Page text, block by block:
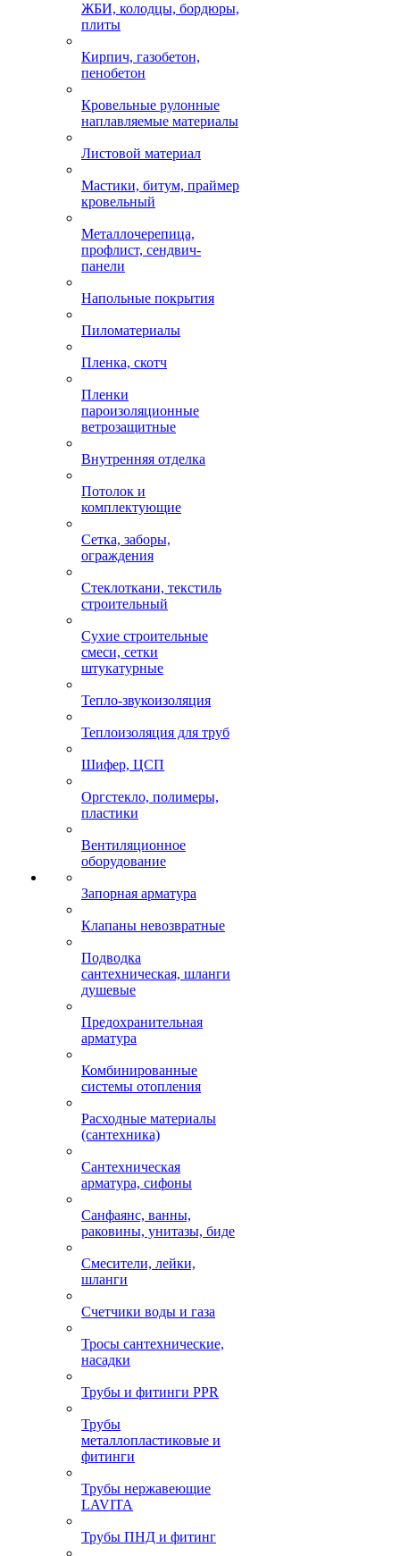
ЖБИ, колодцы, бордюры,
плиты
Кирпич, газобетон,
пенобетон
Кровельные рулонные
наплавляемые материалы
Листовой материал
Мастики, битум, праймер
кровельный
Металлочерепица,
профлист, сендвич-
панели
Напольные покрытия
Пиломатериалы
Пленка, скотч
Пленки
пароизоляционные
ветрозащитные
Внутренняя отделка
Потолок и
комплектующие
Сетка, заборы,
ограждения
Стеклоткани, текстиль
строительный
Сухие строительные
смеси, сетки
штукатурные
Тепло-звукоизоляция
Теплоизоляция для труб
Шифер, ЦСП
Оргстекло, полимеры,
пластики
Вентиляционное
оборудование
Запорная арматура
Клапаны невозвратные
Подводка
сантехническая, шланги
душевые
Предохранительная
арматура
Комбинированные
системы отопления
Расходные материалы
(сантехника)
Сантехническая
арматура, сифоны
Санфаянс, ванны,
раковины, унитазы, биде
Смесители, лейки,
шланги
Счетчики воды и газа
Тросы сантехнические,
насадки
Трубы и фитинги PPR
Трубы
металлопластиковые и
фитинги
Трубы нержавеющие
LAVITA
Трубы ПНД и фитинг